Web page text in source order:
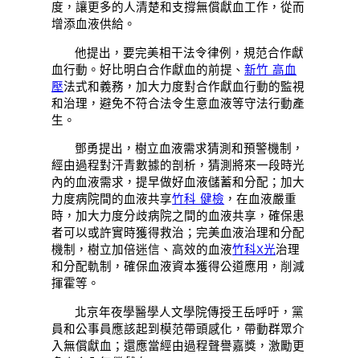
度，讓更多的人清楚和支撐無償獻血工作，從而
增添血液供給。
他提出，要完美相干法令律例，規范合作獻
血行動。好比明白合作獻血的前提、新竹 高血
壓法式和義務，加大力度對合作獻血行動的監視
和治理，避免不符合法令生意血液等守法行動產
生。
鄧勇提出，樹立血液需求猜測和預警機制，
經由過程對汗青數據的剖析，猜測將來一段時光
內的血液需求，提早做好血液儲蓄和分配；加大
力度病院間的血液共享竹科 健檢 ，在血液嚴重
時，加大力度分歧病院之間的血液共享，確保患
者可以或許實時獲得救治；完美血液治理和分配
機制，樹立加倍迷信、高效的血液竹科X光治理
和分配軌制，確保血液資本獲得公道應用，削減
揮霍等。
北京年夜學醫學人文學院傳授王岳呼吁，黨
員和公事員應該起到模范帶頭感化，帶動群眾介
入無償獻血；還應當經由過程聲譽嘉獎，激勵更